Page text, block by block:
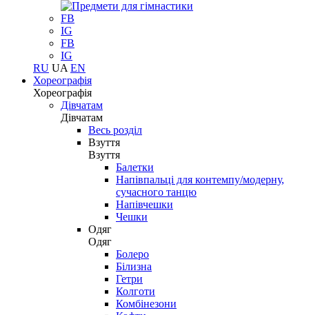
FB
IG
FB
IG
RU UA EN
Хореографія
Хореографія
Дівчатам
Дівчатам
Весь розділ
Взуття
Взуття
Балетки
Напівпальці для контемпу/модерну,
сучасного танцю
Напівчешки
Чешки
Одяг
Одяг
Болеро
Білизна
Гетри
Колготи
Комбінезони